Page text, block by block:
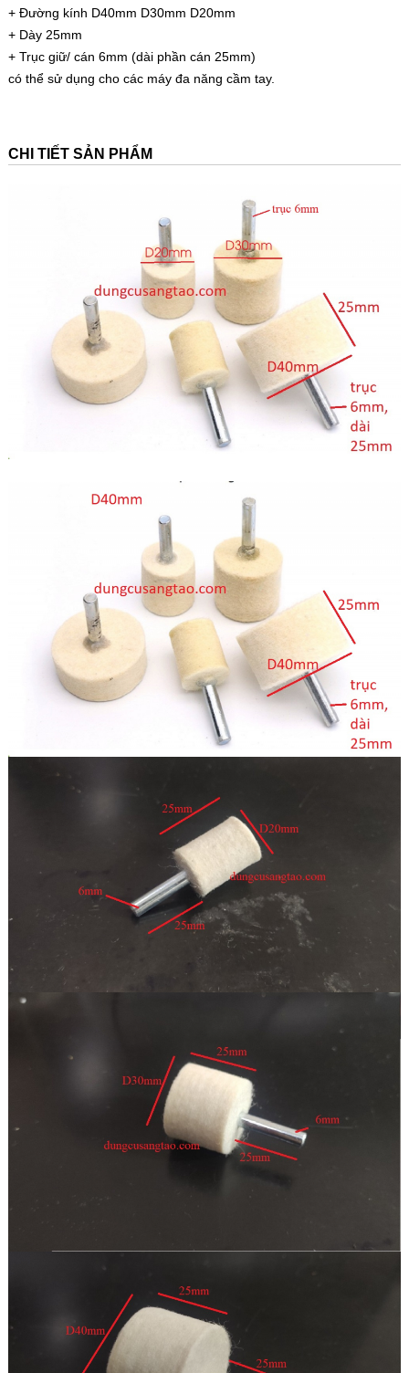
+ Đường kính D40mm D30mm D20mm
+ Dày 25mm
+ Trục giữ/ cán 6mm (dài phần cán 25mm)
có thể sử dụng cho các máy đa năng cầm tay.
CHI TIẾT SẢN PHẨM